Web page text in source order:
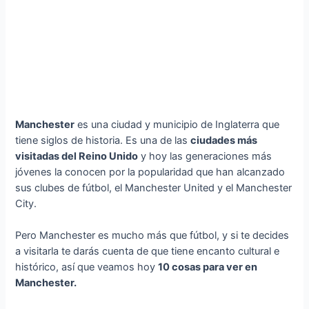
Manchester es una ciudad y municipio de Inglaterra que
tiene siglos de historia. Es una de lasciudades más
visitadas del Reino Unido y hoy las generaciones más
jóvenes la conocen por la popularidad que han alcanzado
sus clubes de fútbol, el Manchester United y el Manchester
City.
Pero Manchester es mucho más que fútbol, y si te decides
a visitarla te darás cuenta de que tiene encanto cultural e
histórico, así que veamos hoy10 cosas para ver en
Manchester.